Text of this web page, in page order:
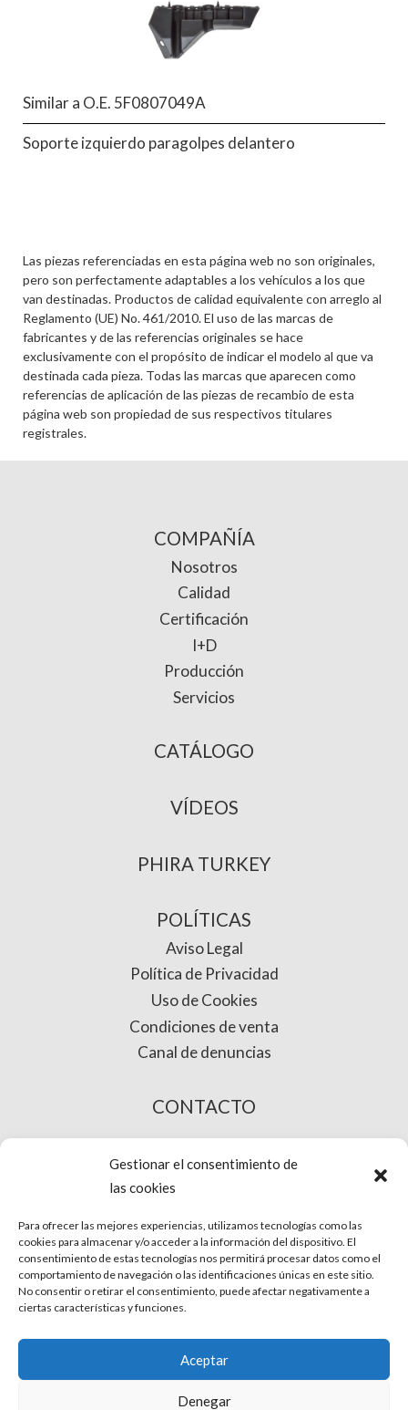
Gestionar el consentimiento de
las cookies
Para ofrecer las mejores experiencias, utilizamos tecnologías como las
cookies para almacenar y/o acceder a la información del dispositivo. El
consentimiento de estas tecnologías nos permitirá procesar datos como el
comportamiento de navegación o las identificaciones únicas en este sitio.
No consentir o retirar el consentimiento, puede afectar negativamente a
ciertas características y funciones.
Aceptar
Denegar
Similar a O.E. 5F0807049A
Soporte izquierdo paragolpes delantero
Las piezas referenciadas en esta página web no son originales,
pero son perfectamente adaptables a los vehículos a los que
van destinadas. Productos de calidad equivalente con arreglo al
Reglamento (UE) No. 461/2010. El uso de las marcas de
fabricantes y de las referencias originales se hace
exclusivamente con el propósito de indicar el modelo al que va
destinada cada pieza. Todas las marcas que aparecen como
referencias de aplicación de las piezas de recambio de esta
página web son propiedad de sus respectivos titulares
registrales.
COMPAÑÍA
Nosotros
Calidad
Certificación
I+D
Producción
Servicios
CATÁLOGO
VÍDEOS
PHIRA TURKEY
POLÍTICAS
Aviso Legal
Política de Privacidad
Uso de Cookies
Condiciones de venta
Canal de denuncias
CONTACTO
COMPRA ONLINE
Aviso Legal